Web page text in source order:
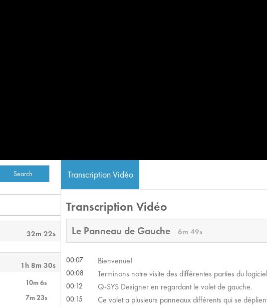
32m 22s
1h 8m 30s
10m 6s
7m 23s
Transcription Vidéo
Transcription Vidéo
Le Panneau de Gauche 6m 49s
00:07 Bienvenue!
00:08 Terminons notre visite des différentes parties du logiciel
00:12 Q-SYS Designer en regardant le volet de gauche.
00:15 Ce volet a plusieurs panneaux différents qui se